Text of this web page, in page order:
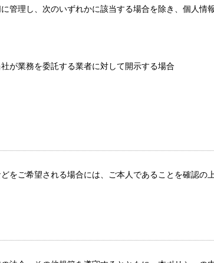
管理し、次のいずれかに該当する場合を除き、個人情
が業務を委託する業者に対して開示する場合
をご希望される場合には、ご本人であることを確認の